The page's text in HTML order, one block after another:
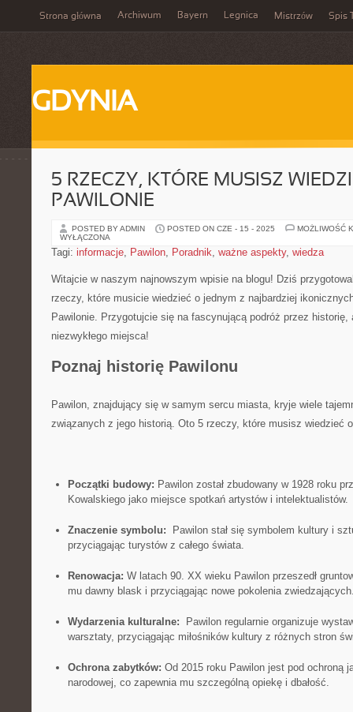
Strona główna Archiwum Bayern Legnica Mistrzów Spis
GDYNIA
5 RZECZY, KTÓRE MUSISZ
PAWILONIE
POSTED BY ADMIN POSTED ON CZE - 15 - 2025
MOŻLIWOŚĆ
WYŁĄCZONA
Tagi: informacje, Pawilon, Poradnik, ważne aspekty, wiedza
Witajcie w​ naszym najnowszym wpisie ​na ‍blogu! ⁢Dziś
rzeczy, ‌które musicie⁣ wiedzieć o⁢ jednym z najbardziej
Pawilonie. Przygotujcie się na fascynującą podróż przez
‍niezwykłego miejsca!
Poznaj historię​ Pawilonu
Pawilon, znajdujący się w‌ samym sercu ‌miasta, ⁢kryje wiele
związanych ‌z jego ‍historią. Oto 5 rzeczy, ‌które ‌musisz ‍wiedzieć
Początki budowy: Pawilon został ‍zbudowany ⁤w 1928⁣ roku
Kowalskiego jako miejsce spotkań artystów i‍ intelektualistów.
Znaczenie symbolu:
Pawilon stał się symbolem kultury ⁣i
przyciągając‍ turystów z ⁤całego świata.
Renowacja: W⁢ latach 90. XX wieku Pawilon przeszedł
mu dawny blask⁣ i przyciągając nowe pokolenia
Wydarzenia kulturalne:
Pawilon regularnie organizuje
warsztaty, przyciągając miłośników kultury z różnych stron
Ochrona zabytków: Od 2015 roku Pawilon jest pod ochroną
narodowej, ‌co zapewnia ​mu szczególną opiekę ‌i⁢ dbałość.